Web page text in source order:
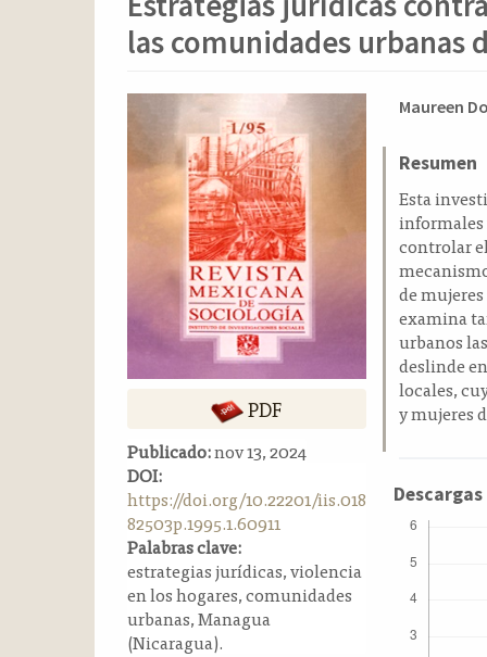
las comunidades urbanas
Barra
lateral
del
artículo
PDF
Publicado:nov 13, 2024
DOI:
https://doi.org/10.22201/iis.018
82503p.1995.1.60911
Palabras clave:
estrategias jurídicas, violencia
en los hogares, comunidades
urbanas, Managua
(Nicaragua).
del
artículo
Maureen
Resumen
Esta
informales
controlar
de
examina
urbanos
deslinde
locales,
y mujeres
Descargas